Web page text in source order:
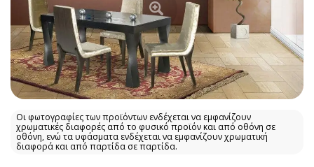
Οι φωτογραφίες των προϊόντων ενδέχεται να εμφανίζουν
χρωματικές διαφορές από το φυσικό προϊόν και από οθόνη σε
οθόνη, ενώ τα υφάσματα ενδέχεται να εμφανίζουν χρωματική
διαφορά και από παρτίδα σε παρτίδα.